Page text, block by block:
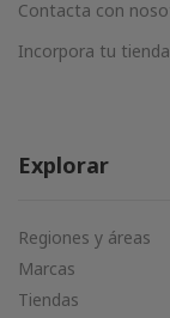
Contacta con
Incorpora tu tienda
Explorar
Regiones y áreas
Marcas
Tiendas